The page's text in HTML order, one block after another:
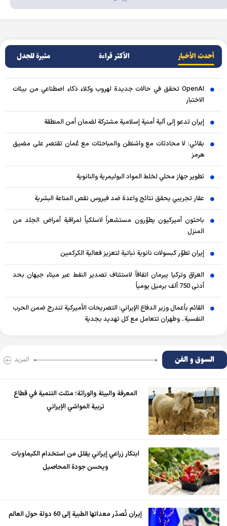
أحدث الأخبار الأکثر قراءة مثيرة للجدل
OpenAI تحقق في حالات جديدة لهروب وكلاء ذكاء اصطناعي من بيئات
الاختبار
إيران تدعو إلى آلية أمنية إسلامية مشتركة لضمان أمن المنطقة
بقائي: لا محادثات مع واشنطن والمباحثات مع عُمان تقتصر على مضيق
هرمز
تطوير جهاز محلي لخلط المواد البوليمرية والنانوية
عقار تجريبي يحقق نتائج واعدة ضد فيروس نقص المناعة البشرية
باحثون أميركيون يطوّرون مستشعراً لاسلكياً لمراقبة أمراض الجلد من
المنزل
إيران تطوّر كبسولات نانوية نباتية لتعزيز فعالية الكركمين
العراق وتركيا يبرمان اتفاقاً لاستئناف تصدير النفط عبر ميناء جيهان بحد
أدنى 750 ألف برميل يومياً
القائم بأعمال وزير الدفاع الإيراني: التصريحات الأميركية تندرج ضمن الحرب
النفسية.. وطهران تتعامل مع كل تهديد بجدية
السوق و الفن المزید
المعرفة والبيئة والوراثة؛ مثلث التنمية في قطاع
تربية المواشي الإيراني
ابتكار زراعي إيراني يقلل من استخدام الكيماويات
ويحسن جودة المحاصيل
إيران تُصدّر معداتها الطبية إلى 60 دولة حول العالم